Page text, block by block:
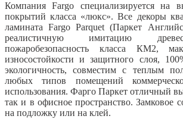
Компания Fargo специализируется на
покрытий класса «люкс». Все декоры
ламината Fargo Parquet (Паркет
реалистичную имитацию
пожаробезопасность класса КМ2,
износостойкости и защитного слоя,
экологичность, совместим с теплым
любых типов помещений
использования. Фарго Паркет отличный
так и в офисное пространство. Замковое
на подложку или на клей.